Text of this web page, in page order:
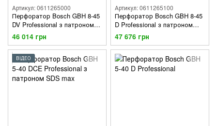
Артикул: 0611265000
Перфоратор Bosch GBH 8-45
DV Professional з патроном
SDS max
46 014 грн
Артикул: 0611265100
Перфоратор Bosch GBH 8-45
D Professional з патроном
SDS max
47 676 грн
ВІДЕО